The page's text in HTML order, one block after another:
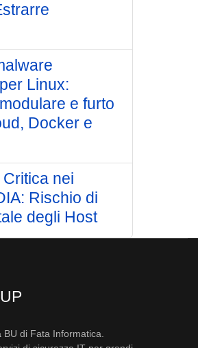
Linux:
e furto
Docker e
nei
Rischio di
degli Host
di Fata Informatica.